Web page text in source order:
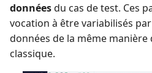
donnéesdu cas de test. Ces
vocation à être variabilisés
données de la même
classique.